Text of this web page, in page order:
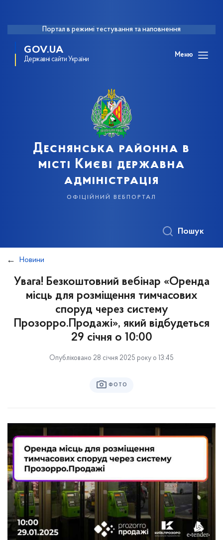
Портал в режимі тестування та наповнення
GOV.UA
Державні сайти України
Меню
Деснянська районна в
місті Києві державна
адміністрація
офіційний вебпортал
Пошук
Новини
Увага! Безкоштовний вебінар «Оренда
місць для розміщення тимчасових
споруд через систему
Прозорро.Продажі», який відбудеться
29 січня о 10:00
Опубліковано 28 січня 2025 року о 13:45
ФОТО